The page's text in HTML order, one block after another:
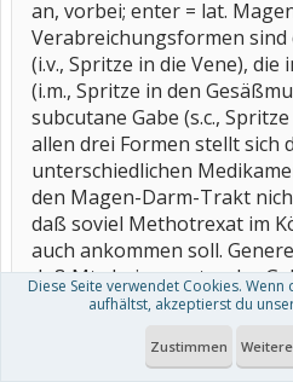
an, vorbei; enter = lat.
Verabreichungsformen sind
(i.v., Spritze in die Vene),
(i.m., Spritze in den
subcutane Gabe (s.c.,
allen drei Formen stellt sich
unterschiedlichen
den Magen-Darm-Trakt
daß soviel Methotrexat im
auch ankommen soll.
daß Mtx bei parenteraler
stärker wirkt als bei der
vielen Patienten besser
Diese Seite verwendet Cookies.
aufhältst, akzeptierst du
Zustimmen